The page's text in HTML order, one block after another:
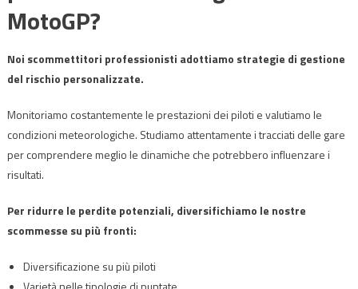
MotoGP?
Noi scommettitori professionisti adottiamo strategie di gestione
del rischio personalizzate.
Monitoriamo costantemente le prestazioni dei piloti e valutiamo le
condizioni meteorologiche. Studiamo attentamente i tracciati delle gare
per comprendere meglio le dinamiche che potrebbero influenzare i
risultati.
Per ridurre le perdite potenziali, diversifichiamo le nostre
scommesse su più fronti:
Diversificazione su più piloti